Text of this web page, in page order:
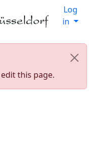
Log
in
this page.